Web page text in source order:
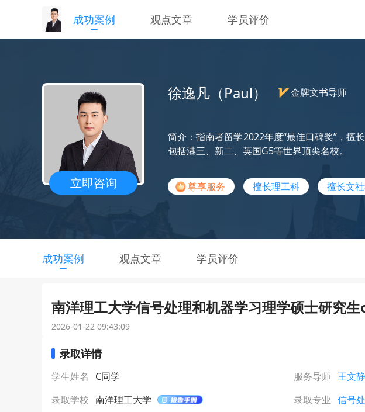
成功案例 观点文章 学员评价
立即咨询
徐逸凡（Paul） 金牌文书导师
简介：指南者留学2022年度“最佳口碑奖”，
包括港三、新二、英国G5等世界顶尖名校。
尊享服务 擅长理工科 擅长文
成功案例 观点文章 学员评价
南洋理工大学信号处理和机器学习理学硕士研究
2026-01-22 09:43:09
录取详情
学生姓名 C同学 服务导师 王文静
录取学校 南洋理工大学 录取专业 信号